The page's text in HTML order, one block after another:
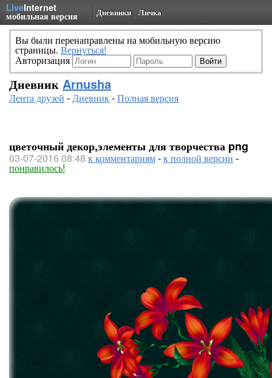
LiveInternet
мобильная версия Дневники Личка
Вы были перенаправлены на мобильную версию
страницы. Вернуться!
Авторизация
Дневник Arnusha
Лента друзей -Дневник-Полная версия
цветочный декор,элементы для творчества png
03-07-2016 08:48 к комментариям-к полной версии -
понравилось!